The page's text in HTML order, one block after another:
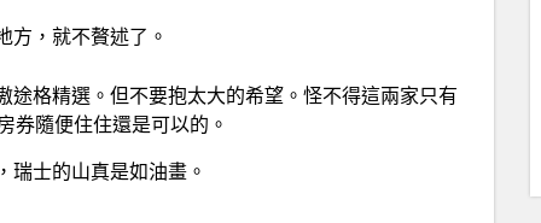
方，就不贅述了。
格精選。但不要抱太大的希望。怪不得這兩家只有
券隨便住住還是可以的。
瑞士的山真是如油畫。